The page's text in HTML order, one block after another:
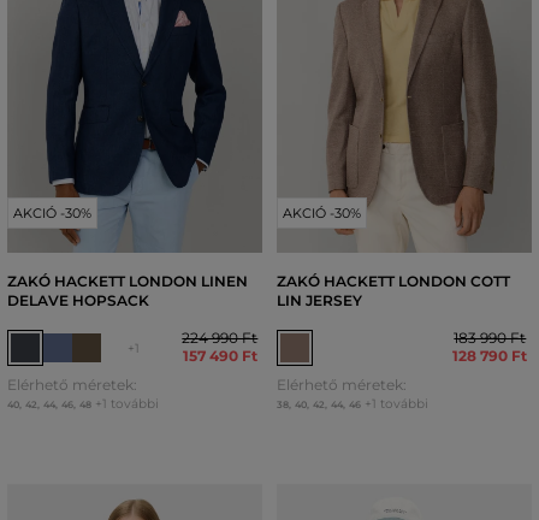
AKCIÓ -30%
ZAKÓ HACKETT LONDON LINEN
DELAVE HOPSACK
+1
224 990 Ft
157 490 Ft
Elérhető méretek:
40, 42 44, 46, 48 +1 további
AKCIÓ -30%
ZAKÓ HACKETT LONDON COTT
LIN JERSEY
183 990 Ft
128 790 Ft
Elérhető méretek:
38, 40, 42 44, 46 +1 további